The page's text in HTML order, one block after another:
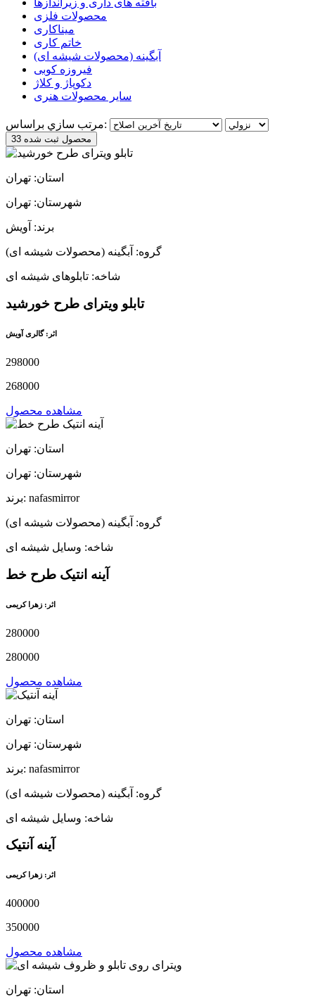
بافته های داری و زیراندازها
محصولات فلزی
میناکاری
خاتم کاری
آبگینه (محصولات شیشه ای)
فیروزه کوبی
دکوپاژ و کلاژ
سایر محصولات هنری
مرتب سازي براساس:
33 محصول ثبت شده
استان: تهران
شهرستان: تهران
برند: آویش
گروه: آبگینه (محصولات شیشه ای)
شاخه: تابلوهای شیشه ای
تابلو ویترای طرح خورشید
اثر: گالری آویش
298000
268000
مشاهده محصول
استان: تهران
شهرستان: تهران
برند: nafasmirror
گروه: آبگینه (محصولات شیشه ای)
شاخه: وسایل شیشه ای
آینه انتیک طرح خط
اثر: زهرا کریمی
280000
280000
مشاهده محصول
استان: تهران
شهرستان: تهران
برند: nafasmirror
گروه: آبگینه (محصولات شیشه ای)
شاخه: وسایل شیشه ای
آینه آنتیک
اثر: زهرا کریمی
400000
350000
مشاهده محصول
استان: تهران